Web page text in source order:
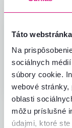
Táto
Na
sociálnych
súbory cookie.
webové
oblasti
môžu príslušné
údajmi, ktoré
A
Alena K.
Slovensko
Overený
Všetky recenzie